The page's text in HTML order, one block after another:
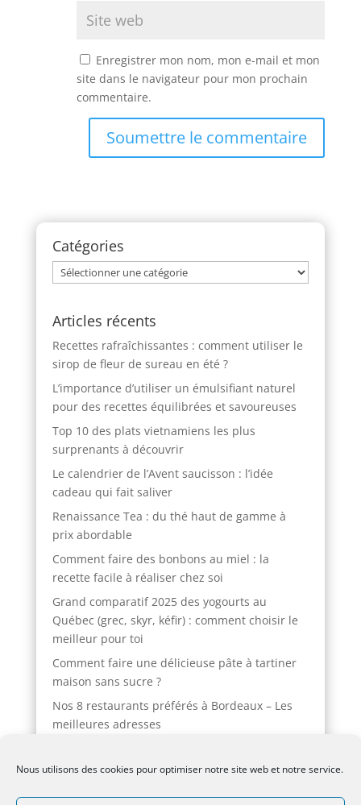
Nous utilisons des cookies pour optimiser notre site web et notre service.
Enregistrer mon nom, mon e-mail et mon
site dans le navigateur pour mon prochain
commentaire.
Soumettre le commentaire
Catégories
Catégories
Articles récents
Recettes rafraîchissantes : comment utiliser le
sirop de fleur de sureau en été ?
L’importance d’utiliser un émulsifiant naturel
pour des recettes équilibrées et savoureuses
Top 10 des plats vietnamiens les plus
surprenants à découvrir
Le calendrier de l’Avent saucisson : l’idée
cadeau qui fait saliver
Renaissance Tea : du thé haut de gamme à
prix abordable
Comment faire des bonbons au miel : la
recette facile à réaliser chez soi
Grand comparatif 2025 des yogourts au
Québec (grec, skyr, kéfir) : comment choisir le
meilleur pour toi
Comment faire une délicieuse pâte à tartiner
maison sans sucre ?
Nos 8 restaurants préférés à Bordeaux – Les
meilleures adresses
rafraîchissantes maison toute l’année